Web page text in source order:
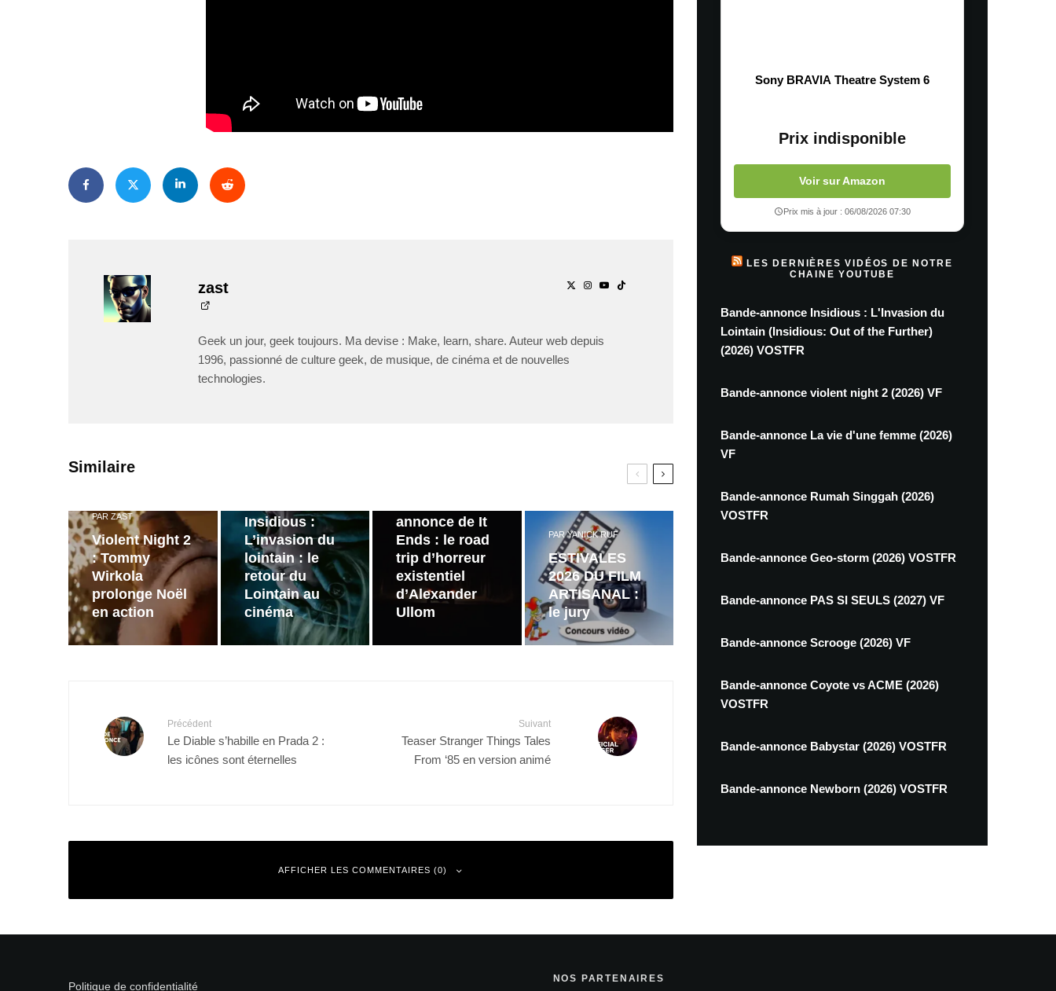
zast
Geek un jour, geek toujours. Ma devise : Make, learn, share. Auteur web depuis
1996, passionné de culture geek, de musique, de cinéma et de nouvelles
technologies.
Similaire
PAR ZAST
Violent Night 2
: Tommy
Wirkola
prolonge Noël
en action
Insidious :
L’invasion du
lointain : le
retour du
Lointain au
cinéma
annonce de It
Ends : le road
trip d’horreur
existentiel
d’Alexander
Ullom
PARYANICK RUF
ESTIVALES
2026 DU FILM
ARTISANAL :
le jury
Précédent
Le Diable s’habille en Prada 2 :
les icônes sont éternelles
Suivant
Teaser Stranger Things Tales
From ‘85 en version animé
AFFICHER LES COMMENTAIRES (0)
Votre adresse e-mail ne sera pas publiée.
Sony BRAVIA Theatre System 6
Prix indisponible
Voir sur Amazon
Prix mis à jour : 06/08/2026 07:30
LES DERNIÈRES VIDÉOS DE NOTRE
CHAINE YOUTUBE
Bande-annonce Insidious : L'Invasion du
Lointain (Insidious: Out of the Further)
(2026) VOSTFR
Bande-annonce violent night 2 (2026) VF
Bande-annonce La vie d'une femme (2026)
VF
Bande-annonce Rumah Singgah (2026)
VOSTFR
Bande-annonce Geo-storm (2026) VOSTFR
Bande-annonce PAS SI SEULS (2027) VF
Bande-annonce Scrooge (2026) VF
Bande-annonce Coyote vs ACME (2026)
VOSTFR
Bande-annonce Babystar (2026) VOSTFR
Bande-annonce Newborn (2026) VOSTFR
Politique de confidentialité
NOS PARTENAIRES